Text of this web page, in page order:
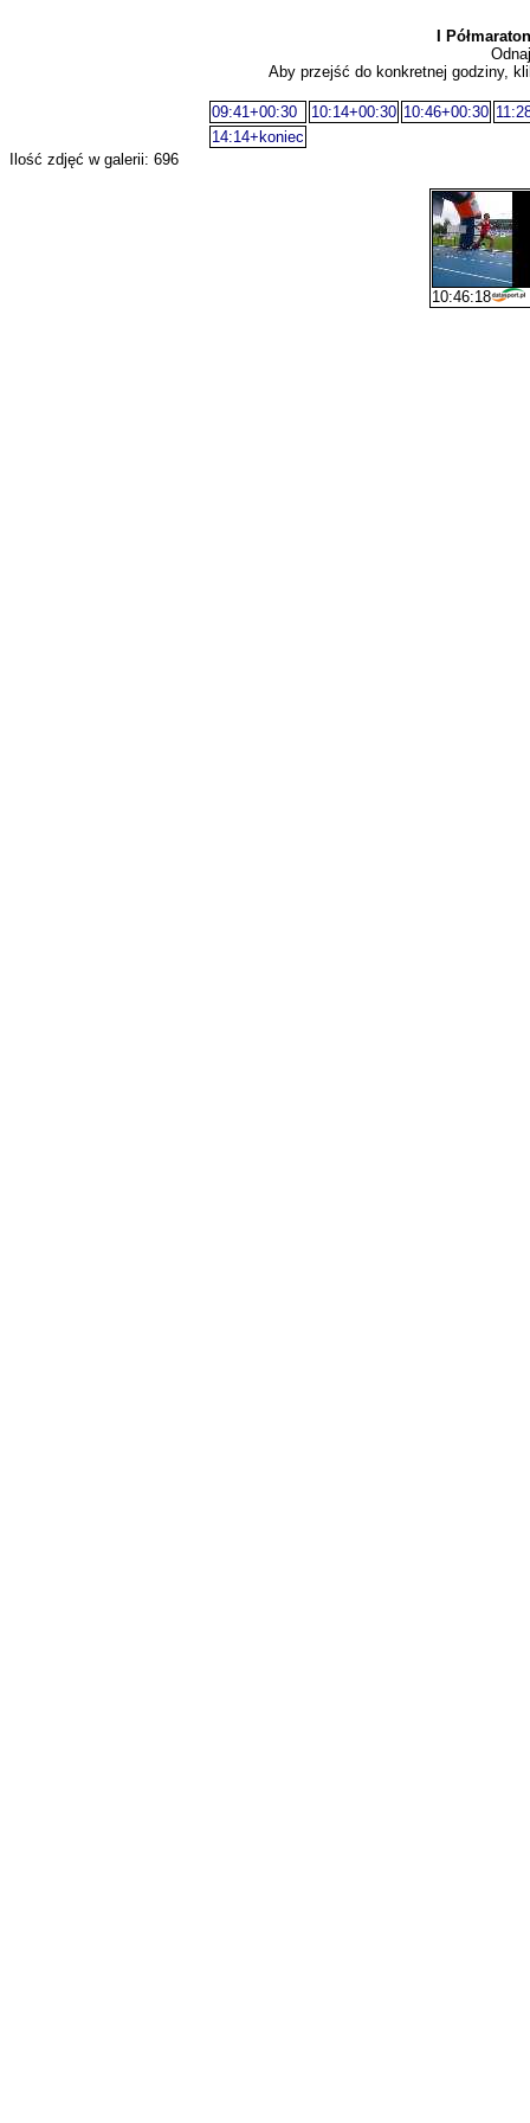
I
Aby przejść do konkretnej godziny,
09:41+00:30 10:14+00:30 10:46+00:30
14:14+koniec
Ilość zdjęć w galerii: 696
10:46:18